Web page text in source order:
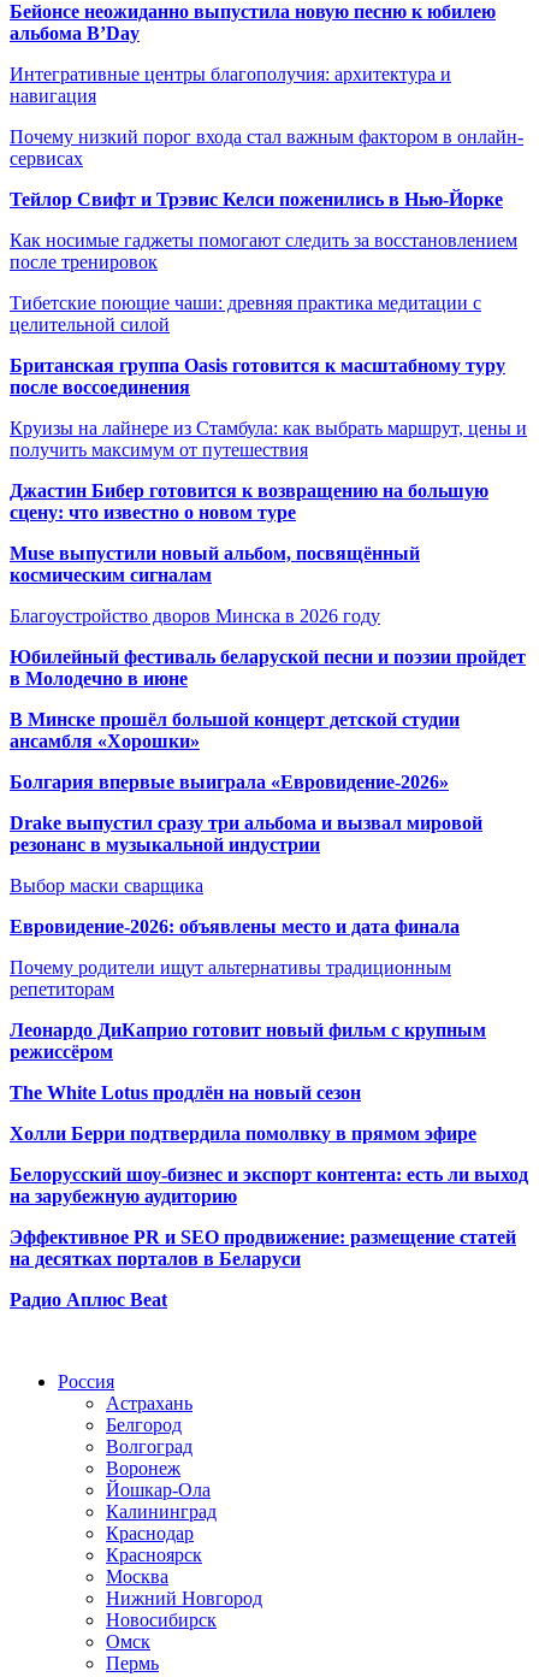
Бейонсе неожиданно выпустила новую песню к юбилею
альбома B’Day
Интегративные центры благополучия: архитектура и
навигация
Почему низкий порог входа стал важным фактором в онлайн-
сервисах
Тейлор Свифт и Трэвис Келси поженились в Нью-Йорке
Как носимые гаджеты помогают следить за восстановлением
после тренировок
Тибетские поющие чаши: древняя практика медитации с
целительной силой
Британская группа Oasis готовится к масштабному туру
после воссоединения
Круизы на лайнере из Стамбула: как выбрать маршрут, цены и
получить максимум от путешествия
Джастин Бибер готовится к возвращению на большую
сцену: что известно о новом туре
Muse выпустили новый альбом, посвящённый
космическим сигналам
Благоустройство дворов Минска в 2026 году
Юбилейный фестиваль беларуской песни и поэзии пройдет
в Молодечно в июне
В Минске прошёл большой концерт детской студии
ансамбля «Хорошки»
Болгария впервые выиграла «Евровидение-2026»
Drake выпустил сразу три альбома и вызвал мировой
резонанс в музыкальной индустрии
Выбор маски сварщика
Евровидение-2026: объявлены место и дата финала
Почему родители ищут альтернативы традиционным
репетиторам
Леонардо ДиКаприо готовит новый фильм с крупным
режиссёром
The White Lotus продлён на новый сезон
Холли Берри подтвердила помолвку в прямом эфире
Белорусский шоу-бизнес и экспорт контента: есть ли выход
на зарубежную аудиторию
Эффективное PR и SEO продвижение: размещение статей
на десятках порталов в Беларуси
Радио Аплюс Beat
Россия
Астрахань
Белгород
Волгоград
Воронеж
Йошкар-Ола
Калининград
Краснодар
Красноярск
Москва
Нижний Новгород
Новосибирск
Омск
Пермь